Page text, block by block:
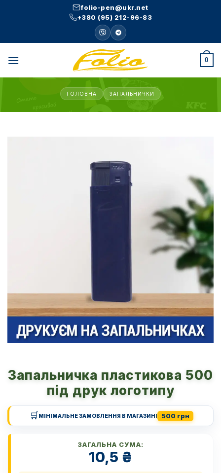
folio-pen@ukr.net
+380 (95) 212-96-83
0
ГОЛОВНА ЗАПАЛЬНИЧКИ
Запальничка пластикова 500
під друк логотипу
🛒МІНІМАЛЬНЕ ЗАМОВЛЕННЯ В МАГАЗИНІ 500 грн
ЗАГАЛЬНА СУМА:
10,5 ₴